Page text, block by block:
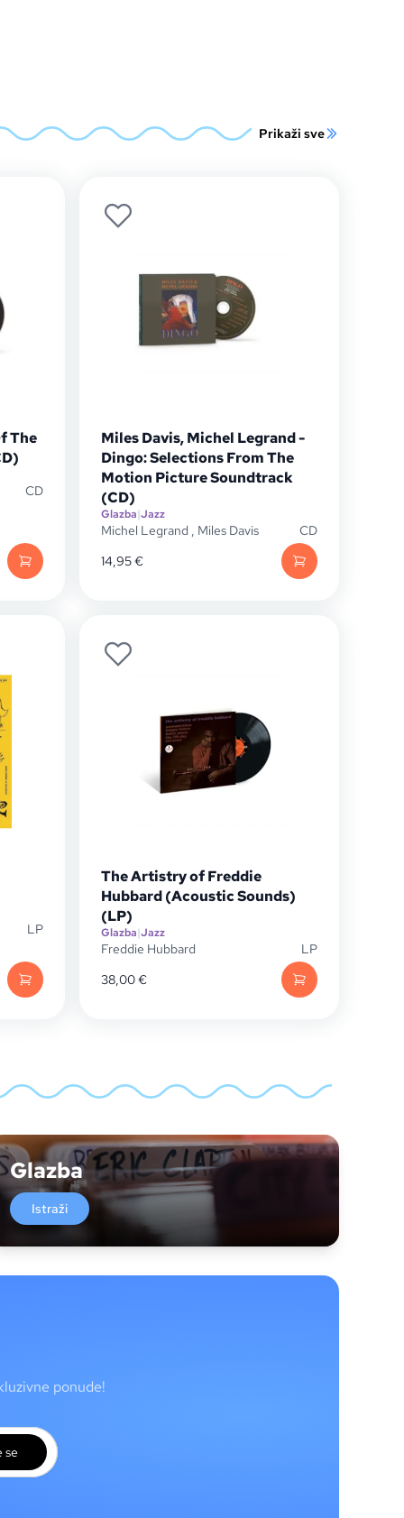
Prikaži sve
The
CD
Miles Davis, Michel Legrand -
Dingo: Selections From The
Motion Picture Soundtrack
(CD)
Glazba|Jazz
Michel Legrand , Miles Davis
CD
14,95€
LP
The Artistry of Freddie
Hubbard (Acoustic Sounds)
(LP)
Glazba|Jazz
Freddie Hubbard
LP
38,00€
Glazba
Istraži
ponude!
se